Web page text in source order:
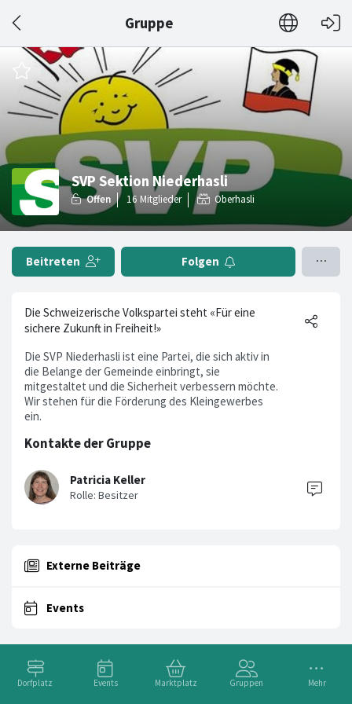
Gruppe
Dorfplatz Events Marktplatz Gruppen Mehr
SVP Sektion Niederhasli
Oberhasli
Beitreten Folgen
Die Schweizerische Volkspartei steht «Für eine
sichere Zukunft in Freiheit!»
Die SVP Niederhasli ist eine Partei, die sich aktiv in
die Belange der Gemeinde einbringt, sie
mitgestaltet und die Sicherheit verbessern möchte.
Wir stehen für die Förderung des Kleingewerbes
ein.
Kontakte der Gruppe
Patricia Keller
Externe Beiträge
Events